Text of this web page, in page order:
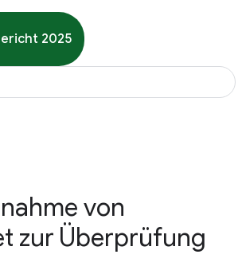
2025
von
zur Überprüfung